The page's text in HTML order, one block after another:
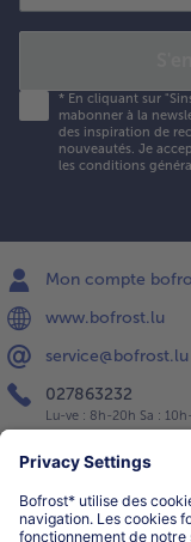
* En cliquant sur
mabonner à la
des inspiration de
nouveautés. Je
les conditions
Mon compte
www.bofrost.lu
service@bofrost.lu
027863232
Lu-ve : 8h-20h Sa :